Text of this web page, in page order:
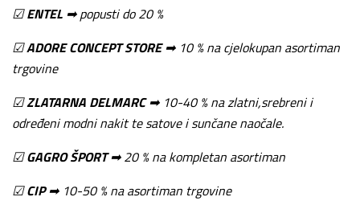
☑ENTEL ➡ popusti do 20 %
☑ADORE CONCEPT STORE➡ 10 % na cjelokupan asortiman
trgovine
☑ZLATARNA DELMARC➡ 10-40 % na zlatni,srebreni i
određeni modni nakit te satove i sunčane naočale.
☑GAGRO ŠPORT➡ 20 % na kompletan asortiman
☑CIP➡ 10-50 % na asortiman trgovine